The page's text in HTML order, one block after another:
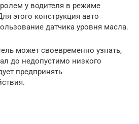
у водителя в режиме
этого конструкция авто
датчика уровня масла.
может своевременно узнать,
до недопустимо низкого
предпринять